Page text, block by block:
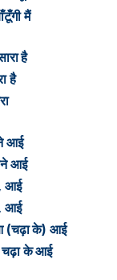
मैं
है
है
आई
आई
आई
आई
(चढ़ा के) आई
के आई